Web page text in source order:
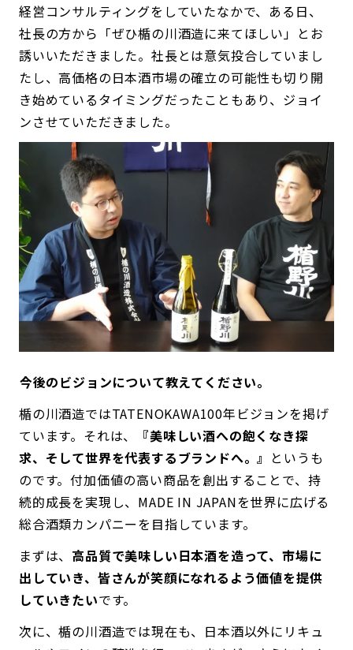
経営コンサルティングをしていたなかで、ある日、
社長の方から「ぜひ楯の川酒造に来てほしい」とお
誘いいただきました。社長とは意気投合していまし
たし、高価格の日本酒市場の確立の可能性も切り開
き始めているタイミングだったこともあり、ジョイ
ンさせていただきました。
――今後のビジョンについて教えてください。
楯の川酒造ではTATENOKAWA100年ビジョンを掲げ
ています。それは、
『美味しい酒への飽くなき探
求、そして世界を代表するブランドへ。』 というも
のです。付加価値の高い商品を創出することで、持
続的成長を実現し、MADE IN JAPANを世界に広げる
総合酒類カンパニーを目指しています。
まずは、 高品質で美味しい日本酒を造って、市場に
出していき、皆さんが笑顔になれるよう価値を提供
していきたいです。
次に、楯の川酒造では現在も、日本酒以外にリキュ